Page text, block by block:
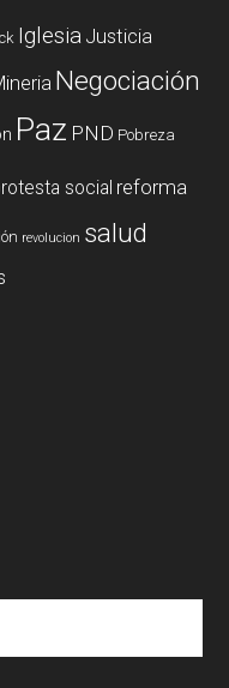
Iglesia Justicia
Negociación
Paz PND Pobreza
social reforma
revolucion salud